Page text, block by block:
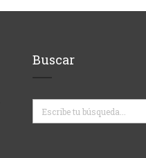
Buscar
Buscar